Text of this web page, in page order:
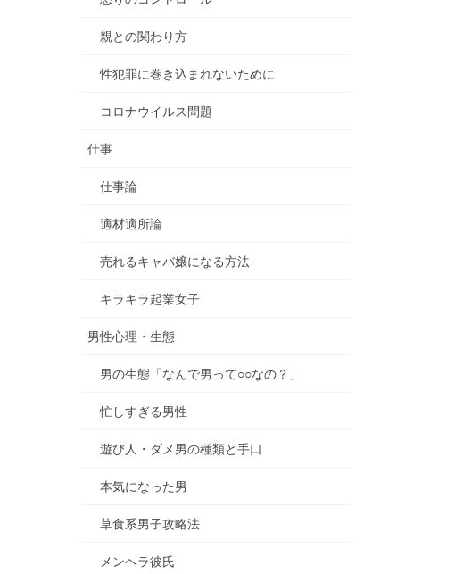
親との関わり方
性犯罪に巻き込まれないために
コロナウイルス問題
仕事
仕事論
適材適所論
売れるキャバ嬢になる方法
キラキラ起業女子
男性心理・生態
男の生態「なんで男って○○なの？」
忙しすぎる男性
遊び人・ダメ男の種類と手口
本気になった男
草食系男子攻略法
メンヘラ彼氏